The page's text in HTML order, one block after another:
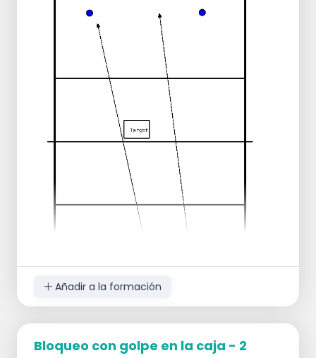
Añadir a la formación
Bloqueo con golpe en la caja - 2